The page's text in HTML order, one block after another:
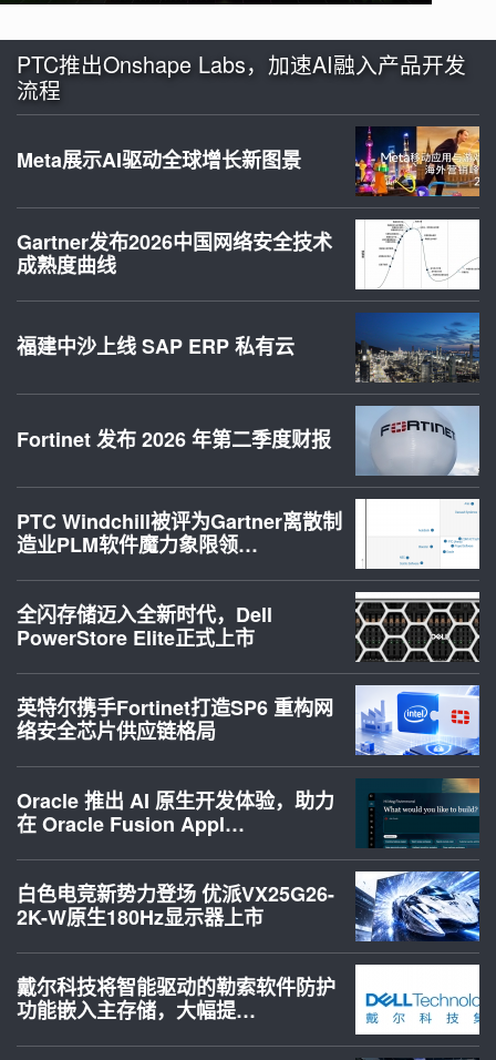
PTC推出Onshape Labs，加速AI融入产品开发
流程
Meta展示AI驱动全球增长新图景
Gartner发布2026中国网络安全技术
成熟度曲线
福建中沙上线 SAP ERP 私有云
Fortinet 发布 2026 年第二季度财报
PTC Windchill被评为Gartner离散制
造业PLM软件魔力象限领…
全闪存储迈入全新时代，Dell
PowerStore Elite正式上市
英特尔携手Fortinet打造SP6 重构网
络安全芯片供应链格局
Oracle 推出 AI 原生开发体验，助力
在 Oracle Fusion Appl…
白色电竞新势力登场 优派VX25G26-
2K-W原生180Hz显示器上市
戴尔科技将智能驱动的勒索软件防护
功能嵌入主存储，大幅提…